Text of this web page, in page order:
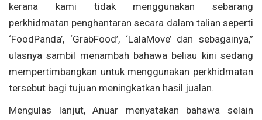
kerana kami tidak menggunakan sebarang
perkhidmatan penghantaran secara dalam talian seperti
‘FoodPanda’, ‘GrabFood’, ‘LalaMove’ dan sebagainya,”
ulasnya sambil menambah bahawa beliau kini sedang
mempertimbangkan untuk menggunakan perkhidmatan
tersebut bagi tujuan meningkatkan hasil jualan.
Mengulas lanjut, Anuar menyatakan bahawa selain